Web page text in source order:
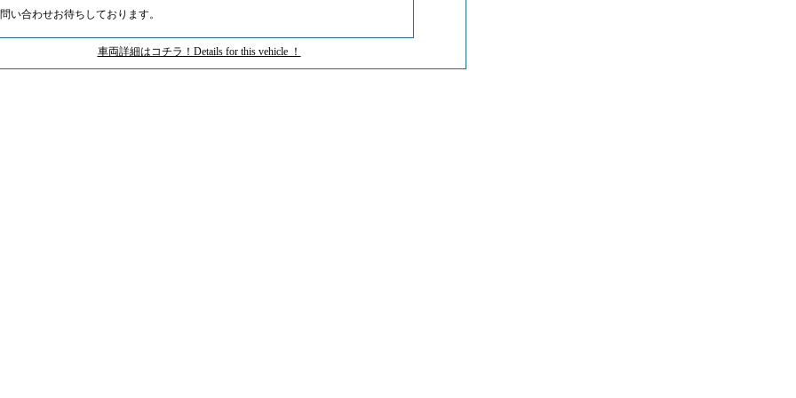
い合わせお待ちしております。
車両詳細はコチラ！Details for this vehicle ！